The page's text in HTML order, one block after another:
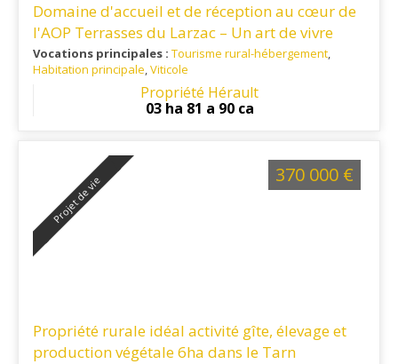
Domaine d'accueil et de réception au cœur de
l'AOP Terrasses du Larzac – Un art de vivre
entre vignes et garrigue
Vocations principales : Tourisme rural-hébergement,
Habitation principale,Viticole
: Montpellier - Clermont l'Hérault - Proximité
Propriété Hérault
03 ha 81 a 90 ca
Projet de vie
Propriété rurale idéal activité gîte, élevage et
production végétale 6ha dans le Tarn
370 000 €